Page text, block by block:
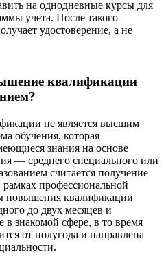
на однодневные курсы для
учета. После такого
удостоверение, а не
квалификации
не является высшим
обучения, которая
знания на основе
— среднего специального или
считается получение
профессиональной
повышения квалификации
до двух месяцев и
в знакомой сфере, в то время
от полугода и направлена